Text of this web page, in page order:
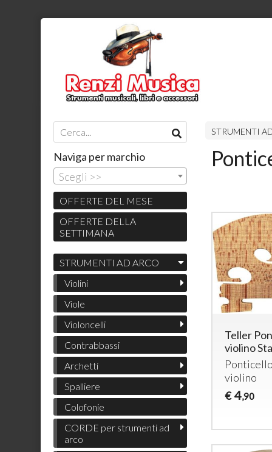
STRUMENTI
Teller
violino
violino
€ 4,90
Naviga per marchio
Scegli >>
OFFERTE DEL MESE
OFFERTE DELLA
SETTIMANA
STRUMENTI AD ARCO
Violini
Viole
Violoncelli
Contrabbassi
Archetti
Spalliere
Colofonie
CORDE per strumenti ad
arco